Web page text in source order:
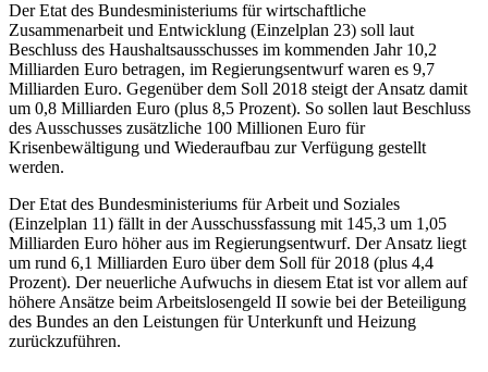
DerEtatdes Bundesministeriums für wirtschaftliche
Zusammenarbeit und Entwicklung (Einzelplan 23) soll laut
Beschluss des Haushaltsausschusses im kommenden Jahr 10,2
Milliarden Euro betragen, im Regierungsentwurf waren es 9,7
Milliarden Euro. Gegenüber dem Soll 2018 steigt der Ansatz damit
um 0,8 Milliarden Euro (plus 8,5 Prozent). So sollen laut Beschluss
des Ausschusses zusätzliche 100 Millionen Euro für
Krisenbewältigung und Wiederaufbau zur Verfügung gestellt
werden.
DerEtatdes Bundesministeriums für Arbeit und Soziales
(Einzelplan 11) fällt in der Ausschussfassung mit 145,3 um 1,05
Milliarden Euro höher aus im Regierungsentwurf. Der Ansatz liegt
um rund 6,1 Milliarden Euro über dem Soll für 2018 (plus 4,4
Prozent). Der neuerliche Aufwuchs in diesem Etatist vor allem auf
höhere Ansätze beim Arbeitslosengeld II sowie bei der Beteiligung
des Bundes an den Leistungen für Unterkunft und Heizung
zurückzuführen.